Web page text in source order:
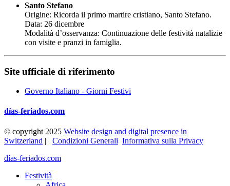
Santo Stefano
Origine: Ricorda il primo martire cristiano, Santo Stefano.
Data: 26 dicembre
Modalità d’osservanza: Continuazione delle festività natalizie
con visite e pranzi in famiglia.
Site ufficiale di riferimento
Governo Italiano - Giorni Festivi
días-feriados.com
© copyright 2025 Website design and digital presence in
Switzerland | Condizioni Generali Informativa sulla Privacy
días-feriados.com
Festività